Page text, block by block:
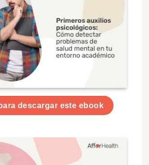
descargar este ebook